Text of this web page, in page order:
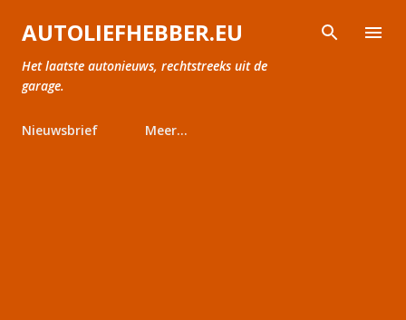
Doorgaan naar hoofdcontent
AUTOLIEFHEBBER.EU
Het laatste autonieuws, rechtstreeks uit de
garage.
Nieuwsbrief Meer…